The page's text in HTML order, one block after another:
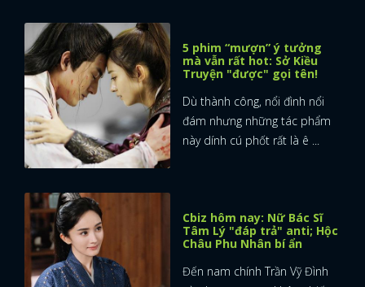
5 phim “mượn” ý tưởng
mà vẫn rất hot: Sở Kiều
Truyện "được" gọi tên!
Dù thành công, nổi đình nổi
đám nhưng những tác phẩm
này dính cú phốt rất là ê ...
Cbiz hôm nay: Nữ Bác Sĩ
Tâm Lý "đáp trả" anti; Hộc
Châu Phu Nhân bí ẩn
Đến nam chính Trần Vỹ Đình